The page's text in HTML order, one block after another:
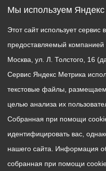
Мы используем Яндекс
Этот сайт использует сервис
предоставляемый
Москва, ул. Л. Толстого, 16
Сервис Яндекс Метрика
текстовые файлы,
целью анализа их
Собранная при помощи
идентифицировать вас,
нашего сайта. Информация
собранная при помощи